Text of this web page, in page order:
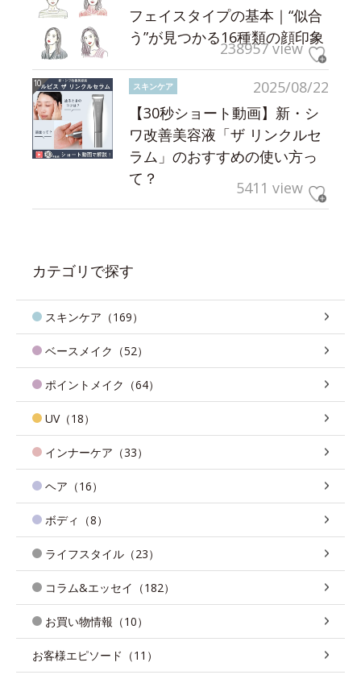
フェイスタイプの基本｜“似合
う”が見つかる16種類の顔印象
238957 view
2025/08/22
スキンケア
【30秒ショート動画】新・シ
ワ改善美容液「ザ リンクルセ
ラム」のおすすめの使い方っ
て？
5411 view
カテゴリで探す
スキンケア（169）
ベースメイク（52）
ポイントメイク（64）
UV（18）
インナーケア（33）
ヘア（16）
ボディ（8）
ライフスタイル（23）
コラム&エッセイ（182）
お買い物情報（10）
お客様エピソード（11）